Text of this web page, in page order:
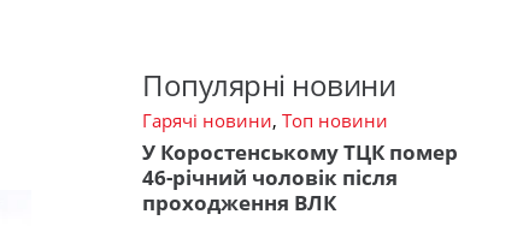
Популярні новини
Гарячі новини, Топ новини
У Коростенському ТЦК помер
46-річний чоловік після
проходження ВЛК